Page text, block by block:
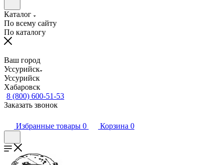
Каталог
По всему сайту
По каталогу
Ваш город
Уссурийск
Уссурийск
Хабаровск
8 (800) 600-51-53
Заказать звонок
Избранные товары 0 Корзина 0